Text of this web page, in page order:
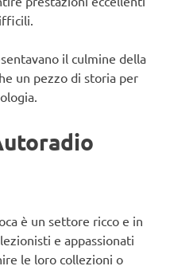
il culmine della
un pezzo di storia per
è un settore ricco e in
e appassionati
le loro collezioni o